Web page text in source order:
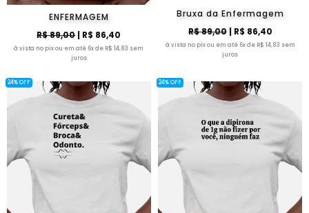
ENFERMAGEM
R$ 89,00| R$ 86,40
à vista no pix ou em até 6x de R$ 14,83 sem
juros
Bruxa da Enfermagem
R$ 89,00| R$ 86,40
à vista no pix ou em até 6x de R$ 14,83 sem
juros
24% OFF 24% OFF